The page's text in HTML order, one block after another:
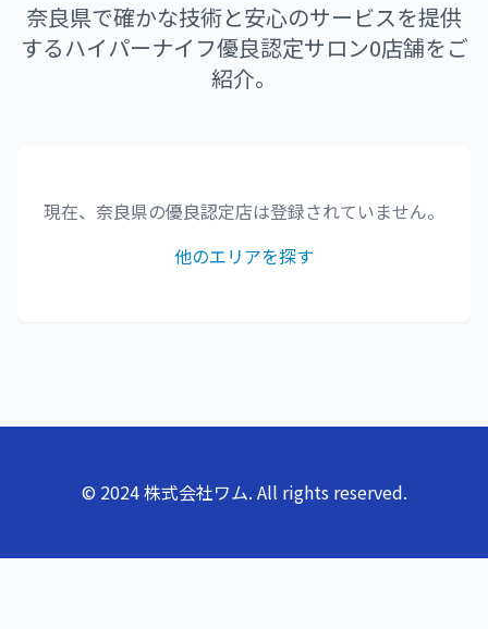
奈良県で確かな技術と安心のサービスを提供
するハイパーナイフ優良認定サロン0店舗をご
紹介。
現在、 奈良県の優良認定店は登録されていません。
他のエリアを探す
© 2024 株式会社ワム. All rights reserved.